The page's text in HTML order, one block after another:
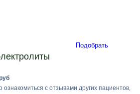
Подобрать
с отзывами других пациентов,